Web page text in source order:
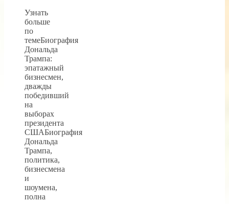
Узнать
больше
по
темеБиография
Дональда
Трампа:
эпатажный
бизнесмен,
дважды
победивший
на
выборах
президента
СШАБиография
Дональда
Трампа,
политика,
бизнесмена
и
шоумена,
полна